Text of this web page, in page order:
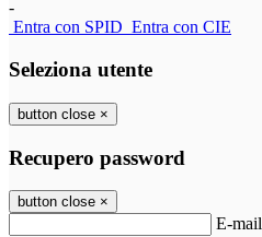
-
Entra con SPID Entra con CIE
Seleziona utente
button close ×
Recupero password
button close ×
E-mail